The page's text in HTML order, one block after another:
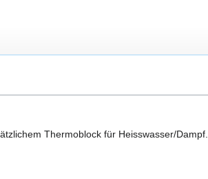
Thermoblock für Heisswasser/Dampf.